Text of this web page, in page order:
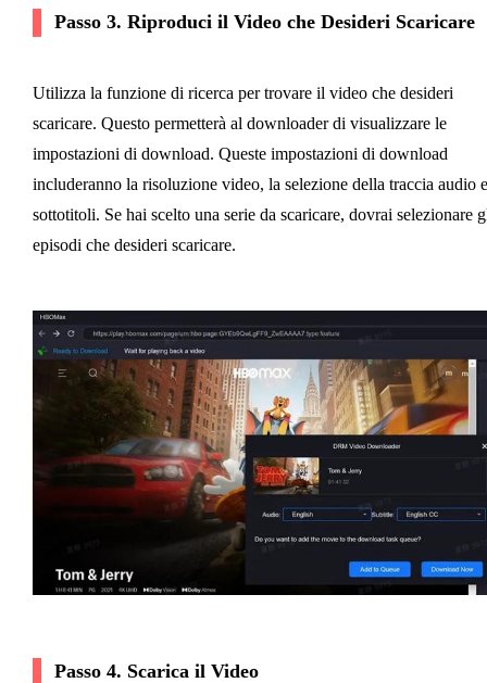
Passo 3. Riproduci il Video che Desideri Scaricare
Utilizza la funzione di ricerca per trovare il video che desideri
scaricare. Questo permetterà al downloader di visualizzare le
impostazioni di download. Queste impostazioni di download
includeranno la risoluzione video, la selezione della traccia audio
sottotitoli. Se hai scelto una serie da scaricare, dovrai selezionare
episodi che desideri scaricare.
Passo 4. Scarica il Video